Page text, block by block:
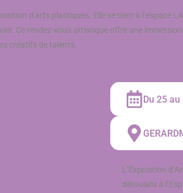
d’arts plastiques. Elle se tient à l’espace
Ce rendez-vous artistique offre une
créatifs de talents.
Du 25
L’Exposition
déroulant à